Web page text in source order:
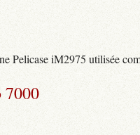
Pelicase iM2975 utilisée